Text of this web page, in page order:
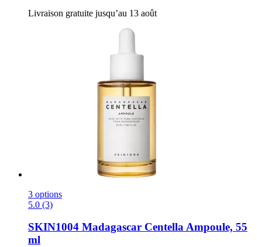
Livraison gratuite jusqu’au 13 août
3 options
5.0 (3)
SKIN1004 Madagascar Centella Ampoule, 55
ml